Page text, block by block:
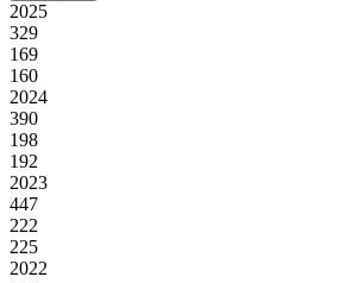
2025
329
169
160
2024
390
198
192
2023
447
222
225
2022